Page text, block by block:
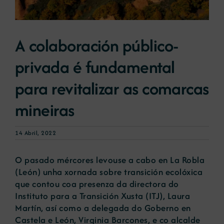
Portal de emprego
Contacto
A colaboración público-
privada é fundamental
para revitalizar as comarcas
mineiras
14 Abril, 2022
O pasado mércores levouse a cabo en La Robla
(León) unha xornada sobre transición ecolóxica
que contou coa presenza da directora do
Instituto para a Transición Xusta (ITJ), Laura
Martín, así como a delegada do Goberno en
Castela e León, Virginia Barcones, e co alcalde